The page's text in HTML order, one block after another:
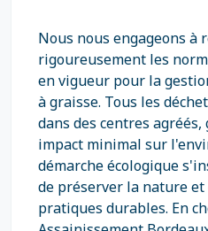
Nous nous engageons à
rigoureusement les
en vigueur pour la
à graisse. Tous les
dans des centres
impact minimal sur
démarche écologique
de préserver la nature
pratiques durables. En